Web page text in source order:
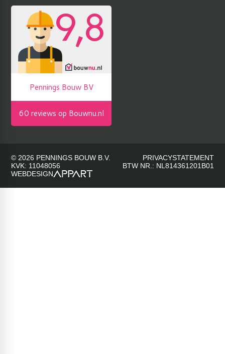
© 2026 PENNINGS BOUW B.V.
PRIVACYSTATEMENT
KVK: 11048056
BTW NR.: NL814361201B01
WEBDESIGN